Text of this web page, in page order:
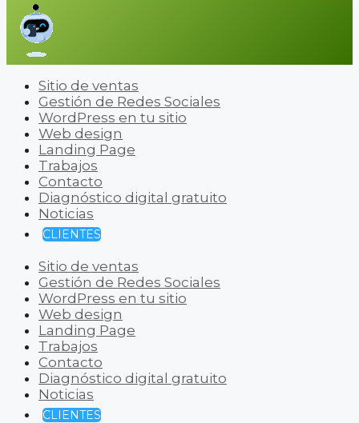
Sitio de ventas
Gestión de Redes Sociales
WordPress en tu sitio
Web design
Landing Page
Trabajos
Contacto
Diagnóstico digital gratuito
Noticias
CLIENTES
Sitio de ventas
Gestión de Redes Sociales
WordPress en tu sitio
Web design
Landing Page
Trabajos
Contacto
Diagnóstico digital gratuito
Noticias
CLIENTES